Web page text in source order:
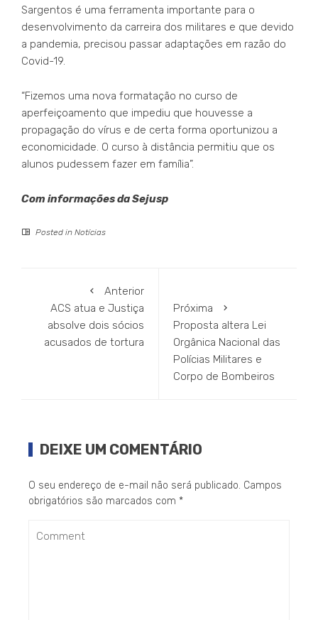
Sargentos é uma ferramenta importante para o
desenvolvimento da carreira dos militares e que devido
a pandemia, precisou passar adaptações em razão do
Covid-19.
“Fizemos uma nova formatação no curso de
aperfeiçoamento que impediu que houvesse a
propagação do vírus e de certa forma oportunizou a
economicidade. O curso à distância permitiu que os
alunos pudessem fazer em família”.
Com informações da Sejusp
Posted in Notícias
Anterior
ACS atua e Justiça
absolve dois sócios
acusados de tortura
Próxima
Proposta altera Lei
Orgânica Nacional das
Polícias Militares e
Corpo de Bombeiros
DEIXE UM COMENTÁRIO
O seu endereço de e-mail não será publicado. Campos
obrigatórios são marcados com *